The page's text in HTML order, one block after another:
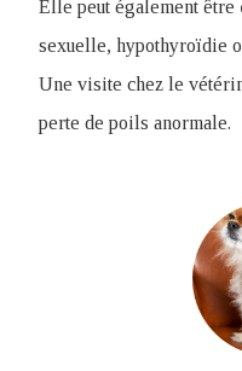
Elle peut également être
sexuelle, hypothyroïdie
Une visite chez le
perte de poils anormale.